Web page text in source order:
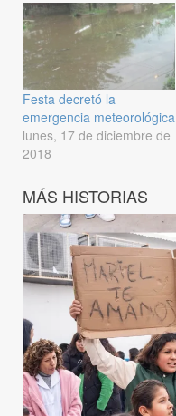
Festa decretó la
emergencia meteorológica
lunes, 17 de diciembre de
2018
MÁS HISTORIAS